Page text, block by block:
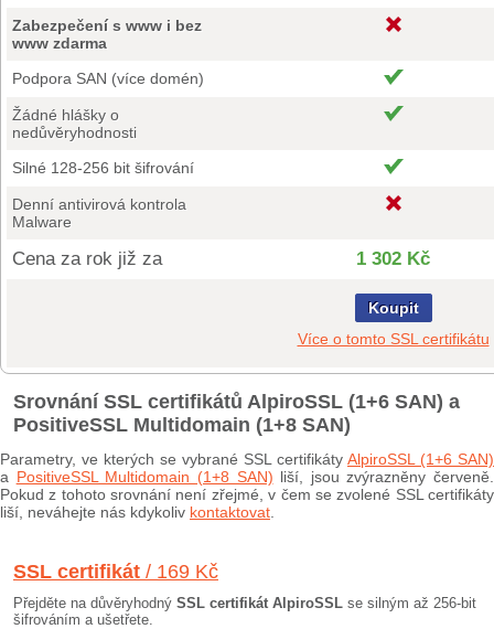
Zabezpečení s www i bez
www zdarma
Podpora SAN (více domén)
Žádné hlášky o
nedůvěryhodnosti
Silné 128-256 bit šifrování
Denní antivirová kontrola
Malware
Cena za rok již za 1 302 Kč
Koupit
Více o tomto SSL certifikátu
Srovnání SSL certifikátů AlpiroSSL (1+6 SAN) a
PositiveSSL Multidomain (1+8 SAN)
Parametry, ve kterých se vybrané SSL certifikáty AlpiroSSL (1+6 SAN)
a PositiveSSL Multidomain (1+8 SAN) liší, jsou zvýrazněny červeně.
Pokud z tohoto srovnání není zřejmé, v čem se zvolené SSL certifikáty
liší, neváhejte nás kdykoliv kontaktovat
SSL certifikát / 169 Kč
Přejděte na důvěryhodný SSL certifikát AlpiroSSL se silným až 256-bit
šifrováním a ušetřete.